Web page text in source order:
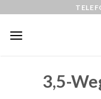
content
3,5-